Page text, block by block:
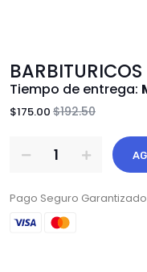
Tiempo de entrega:
$175.00 $192.50
Pago Seguro